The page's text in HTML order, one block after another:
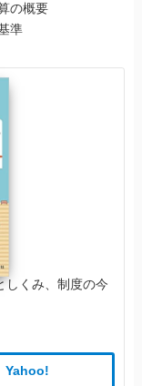
の概要
準
しくみ、制度の今
Yahoo!